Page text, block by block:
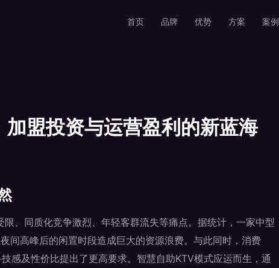
首页 品牌 优势 方案 案例
盟投资与运营盈利的新蓝海
、同质化竞争激烈、年轻客群流失等痛点。据统计，一家中型
间高峰后的闲置时段造成巨大的资源浪费。与此同时，消费
感及性价比提出了更高要求。智慧自助KTV模式应运而生，通